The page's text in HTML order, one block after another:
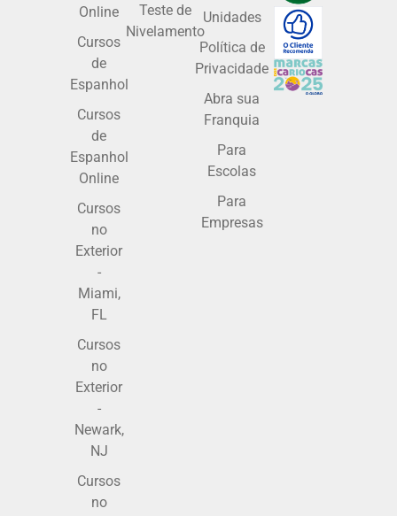
Online
Cursos
de
Espanhol
Cursos
de
Espanhol
Online
Cursos
no
Exterior
-
Miami,
FL
Cursos
no
Exterior
-
Newark,
NJ
Cursos
no
Teste de
Nivelamento
Unidades
Política de
Privacidade
Abra sua
Franquia
Para
Escolas
Para
Empresas